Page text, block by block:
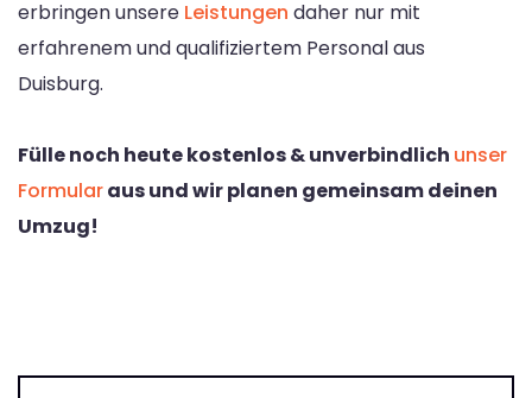
erbringen unsere Leistungen daher nur mit
erfahrenem und qualifiziertem Personal aus
Duisburg.
Fülle noch heute kostenlos & unverbindlich unser
Formularaus und wir planen gemeinsam deinen
Umzug!